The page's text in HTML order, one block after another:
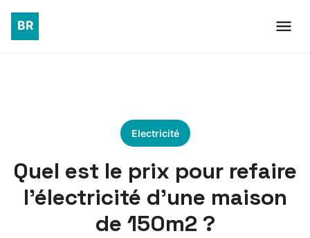
Electricité
Quel est le prix pour refaire
l’électricité d’une maison
de 150m2 ?